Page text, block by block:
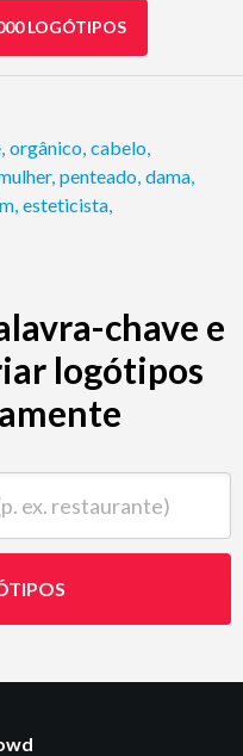
LOGÓTIPOS
orgânico cabelo
, penteado dama
esteticista
chave e
logótipos